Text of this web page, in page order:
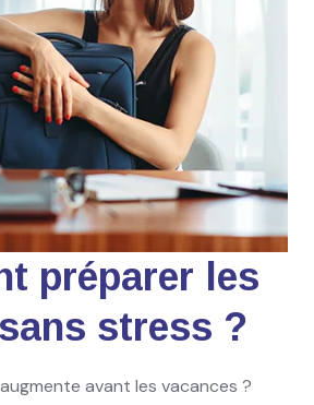
préparer les
stress ?
avant les vacances ?